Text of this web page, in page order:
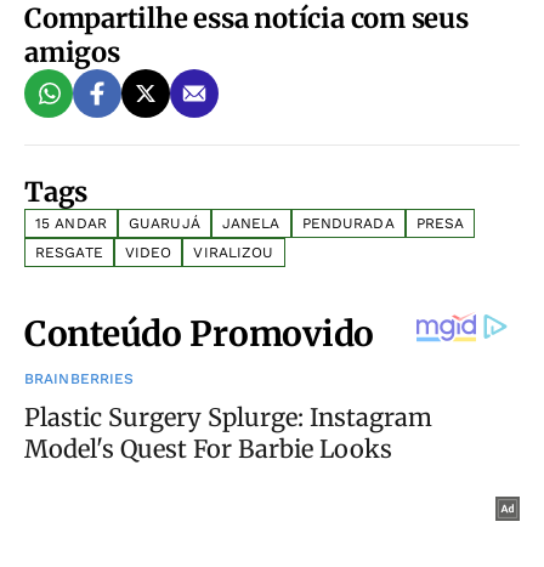
Compartilhe essa notícia com seus
amigos
Tags
15 ANDAR GUARUJÁ JANELA PENDURADA
PRESA
RESGATE
VIDEO VIRALIZOU